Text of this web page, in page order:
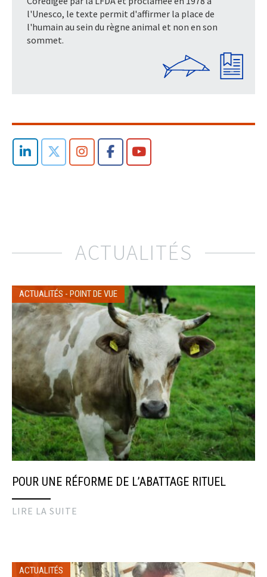
l'Unesco, le texte permit d'affirmer la place de
l'humain au sein du règne animal et non en son
sommet.
ACTUALITÉS
ACTUALITÉS - POINT DE VUE
POUR UNE RÉFORME DE L’ABATTAGE RITUEL
LIRE LA SUITE
ACTUALITÉS